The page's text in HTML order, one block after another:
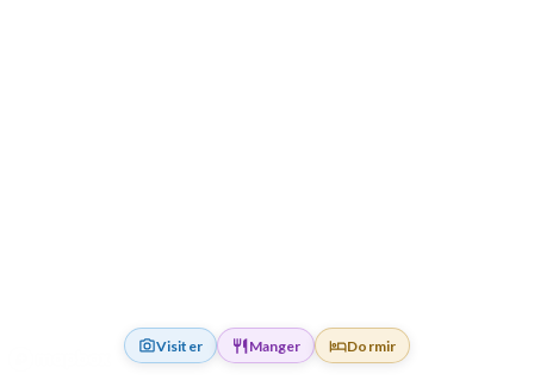
Visiter Manger Dormir